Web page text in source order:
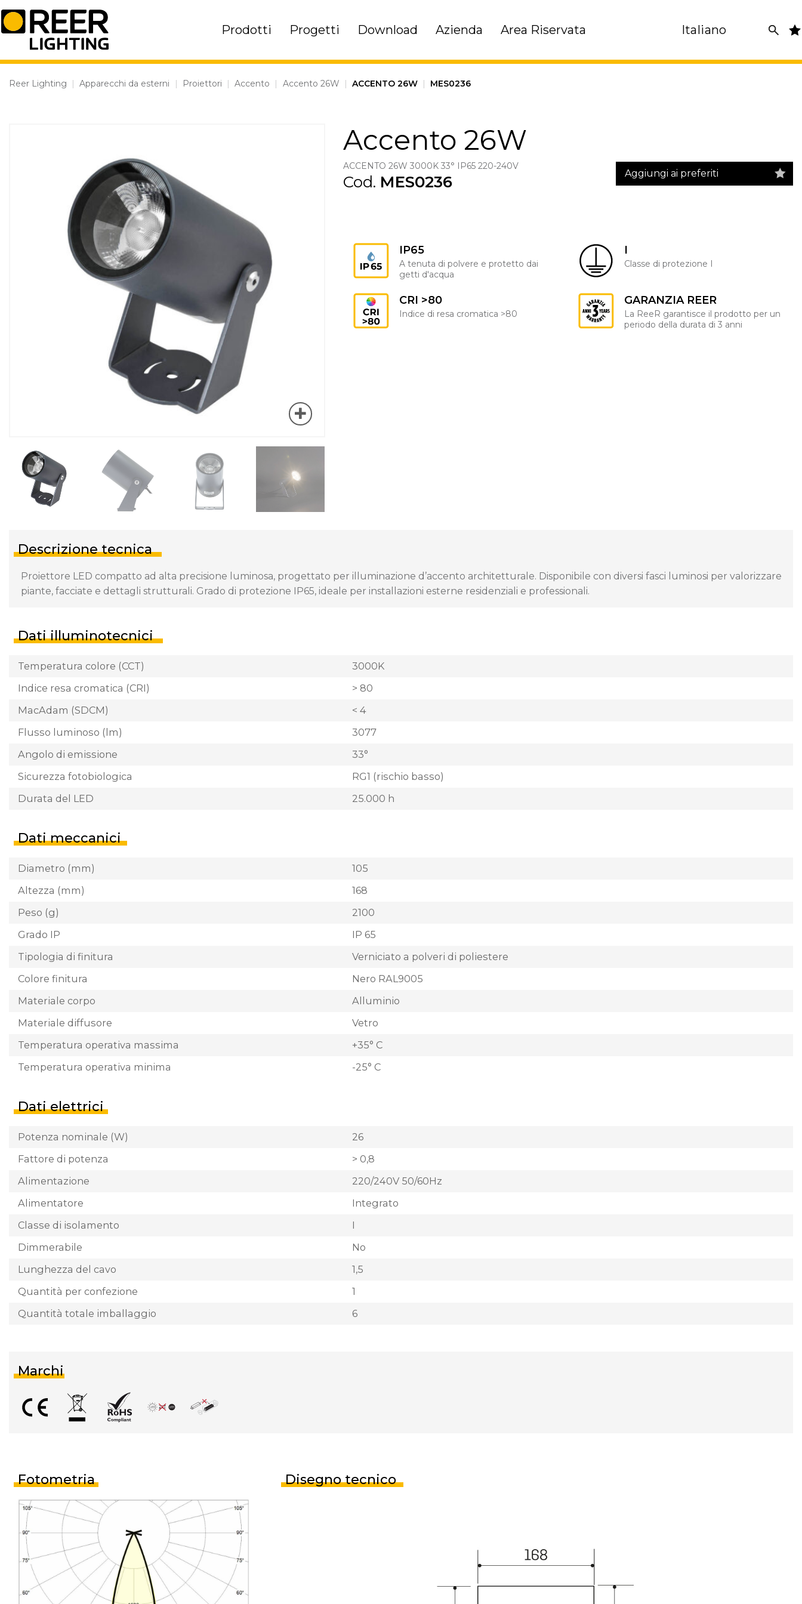
Skip
to
content
Prodotti Progetti Download Azienda Area Riservata Italiano
Reer Lighting | Apparecchi da esterni | Proiettori | Accento | Accento 26W | ACCENTO 26W | MES0236
Accento 26W
ACCENTO 26W 3000K 33° IP65 220-240V
Cod. MES0236 Aggiungi ai preferiti
IP65
A tenuta di polvere e protetto dai
getti d'acqua
I
Classe di protezione I
CRI >80
Indice di resa cromatica >80
GARANZIA REER
La ReeR garantisce il prodotto per un
periodo della durata di 3 anni
Descrizione tecnica
Proiettore LED compatto ad alta precisione luminosa, progettato per illuminazione d’accento architetturale. Disponibile con diversi fasci luminosi per valorizzare
piante, facciate e dettagli strutturali. Grado di protezione IP65, ideale per installazioni esterne residenziali e professionali.
Dati illuminotecnici
Temperatura colore (CCT)
3000K
Indice resa cromatica (CRI)
> 80
MacAdam (SDCM)
< 4
Flusso luminoso (lm)
3077
Angolo di emissione
33°
Sicurezza fotobiologica
RG1 (rischio basso)
Durata del LED
25.000 h
Dati meccanici
Diametro (mm)
105
Altezza (mm)
168
Peso (g)
2100
Grado IP
IP 65
Tipologia di finitura
Verniciato a polveri di poliestere
Colore finitura
Nero RAL9005
Materiale corpo
Alluminio
Materiale diffusore
Vetro
Temperatura operativa massima
+35° C
Temperatura operativa minima
-25° C
Dati elettrici
Potenza nominale (W)
26
Fattore di potenza
> 0,8
Alimentazione
220/240V 50/60Hz
Alimentatore
Integrato
Classe di isolamento
I
Dimmerabile
No
Lunghezza del cavo
1,5
Quantità per confezione
1
Quantità totale imballaggio
6
Marchi
Fotometria Disegno tecnico